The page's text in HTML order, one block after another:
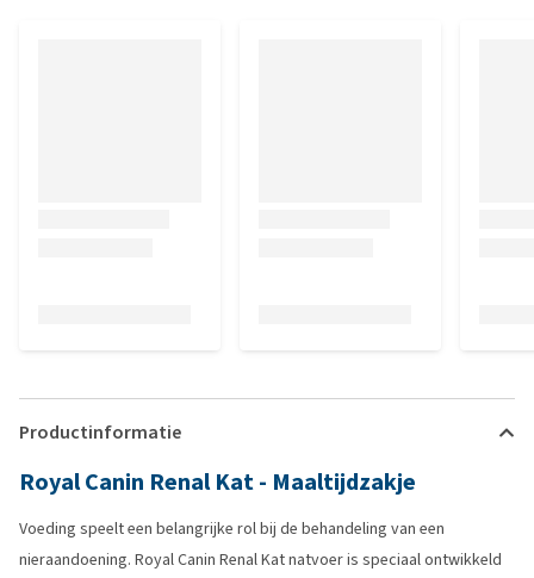
Productinformatie
Royal Canin Renal Kat - Maaltijdzakje
Voeding speelt een belangrijke rol bij de behandeling van een
nieraandoening. Royal Canin Renal Kat natvoer is speciaal ontwikkeld